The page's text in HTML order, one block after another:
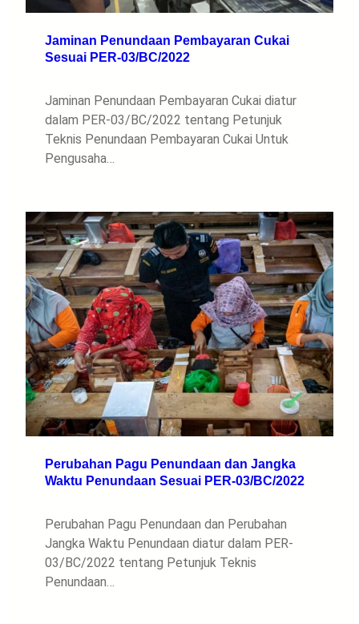
Jaminan Penundaan Pembayaran Cukai
Sesuai PER-03/BC/2022
Jaminan Penundaan Pembayaran Cukai diatur
dalam PER-03/BC/2022 tentang Petunjuk
Teknis Penundaan Pembayaran Cukai Untuk
Pengusaha…
Perubahan Pagu Penundaan dan Jangka
Waktu Penundaan Sesuai PER-03/BC/2022
Perubahan Pagu Penundaan dan Perubahan
Jangka Waktu Penundaan diatur dalam PER-
03/BC/2022 tentang Petunjuk Teknis
Penundaan…